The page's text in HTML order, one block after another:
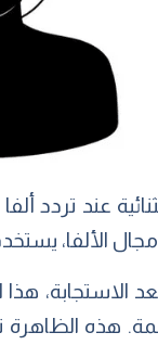
الألفا،
الاستجابة،